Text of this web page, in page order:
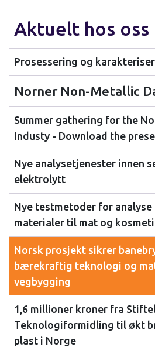
Aktuelt hos oss
Prosessering og
Norner Non-Metallic
Summer gathering for the
Industy - Download the
Nye analysetjenester innen
elektrolytt
Nye testmetoder for
materialer til mat og
Norsk prosjekt sikrer
bærekraftig teknologi og
vegbygging
1,6 millioner kroner fra
Teknologiformidling til økt
plast i Norge